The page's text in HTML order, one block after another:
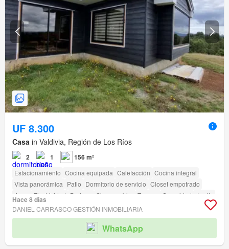
UF 8.300
Casa in Valdivia, Región de Los Ríos
2 1 156 m²
Estacionamiento Cocina equipada Calefacción Cocina integral
Vista panorámica Patio Dormitorio de servicio Closet empotrado
Agua
Electricidad Bodega Sin amueblar Terraza Seguridad Jardín
Hace 8 días
DANIEL CARRASCO GESTIÓN INMOBILIARIA
WhatsApp